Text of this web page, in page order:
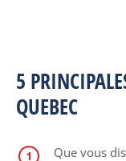
5
QUEBEC
Que vous